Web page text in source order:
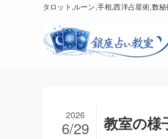
タロット,ルーン,手相,西洋占星術,数
教室の様
2026
6/29